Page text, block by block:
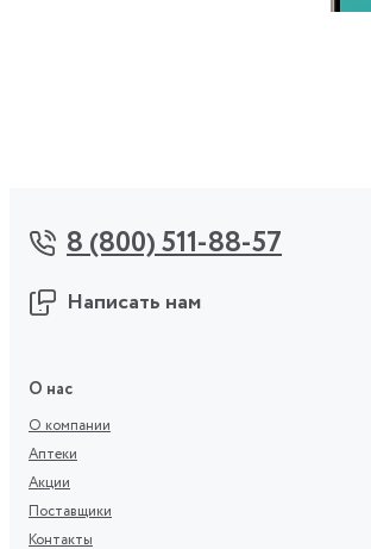
8 (800) 511-88-57
Написать нам
О нас
О компании
Аптеки
Акции
Поставщики
Контакты